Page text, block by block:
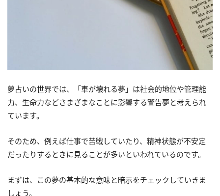
夢占いの世界では、「車が壊れる夢」は社会的地位や管理能
力、生命力などさまざまなことに影響する警告夢と考えられ
ています。
そのため、例えば仕事で苦戦していたり、精神状態が不安定
だったりするときに見ることが多いといわれているのです。
まずは、この夢の基本的な意味と暗示をチェックしていきま
しょう。